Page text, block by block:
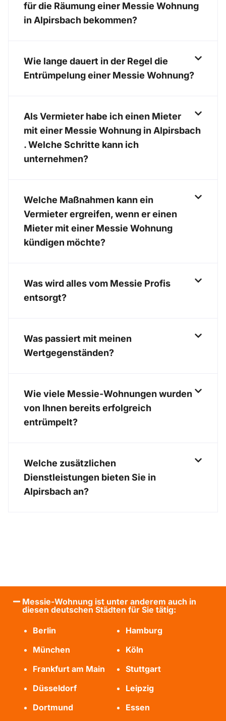
für die Räumung einer Messie Wohnung
in Alpirsbach bekommen?
Wie lange dauert in der Regel die
Entrümpelung einer Messie Wohnung?
Als Vermieter habe ich einen Mieter
mit einer Messie Wohnung in Alpirsbach
. Welche Schritte kann ich
unternehmen?
Welche Maßnahmen kann ein
Vermieter ergreifen, wenn er einen
Mieter mit einer Messie Wohnung
kündigen möchte?
Was wird alles vom Messie Profis
entsorgt?
Was passiert mit meinen
Wertgegenständen?
Wie viele Messie-Wohnungen wurden
von Ihnen bereits erfolgreich
entrümpelt?
Welche zusätzlichen
Dienstleistungen bieten Sie in
Alpirsbach an?
Messie-Wohnung ist unter anderem auch in
diesen deutschen Städten für Sie tätig:
Berlin
Hamburg
München
Köln
Frankfurt am Main
Stuttgart
Düsseldorf
Leipzig
Dortmund
Essen